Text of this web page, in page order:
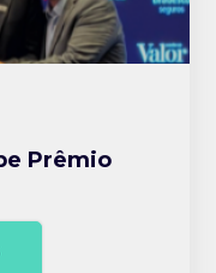
Prêmio